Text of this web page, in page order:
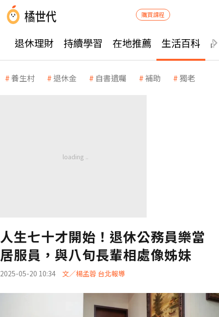
購買課程
退休理財 持續學習 在地推薦 生活百科
養生村 退休金 自書遺囑 補助 獨老
人生七十才開始！退休公務員樂當
居服員，與八旬長輩相處像姊妹
2025-05-20 10:34 文／楊孟蓉 台北報導